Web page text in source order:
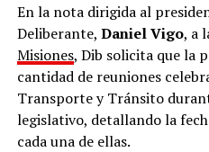
En la nota dirigida al
Deliberante, Daniel Vigo, a
Misiones, Dib solicita que la
cantidad de reuniones
Transporte y Tránsito
legislativo, detallando la
cada una de ellas.